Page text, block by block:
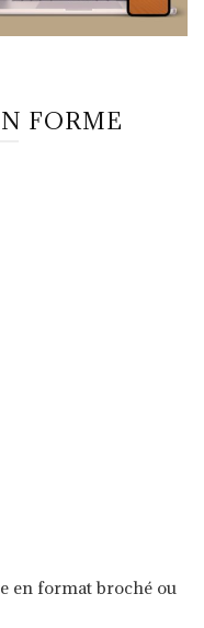
FORME
en format broché ou